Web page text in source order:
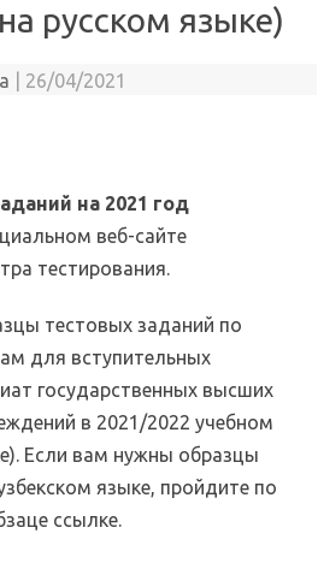
русском языке)
26/04/2021
на 2021 год
веб-сайте
тестирования.
тестовых заданий по
для вступительных
государственных высших
в 2021/2022 учебном
Если вам нужны образцы
языке, пройдите по
ссылке.